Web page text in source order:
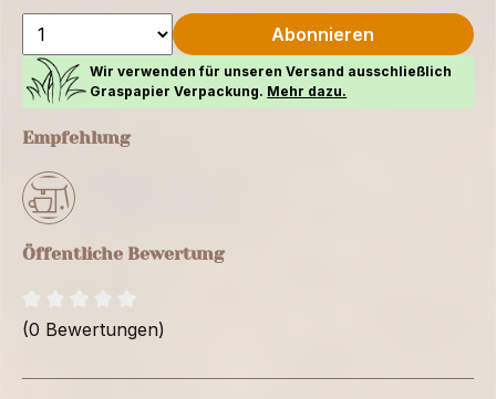
Abonnieren
Wir verwenden für unseren Versand ausschließlich
Graspapier Verpackung. Mehr dazu.
Empfehlung
Öffentliche Bewertung
(0 Bewertungen)